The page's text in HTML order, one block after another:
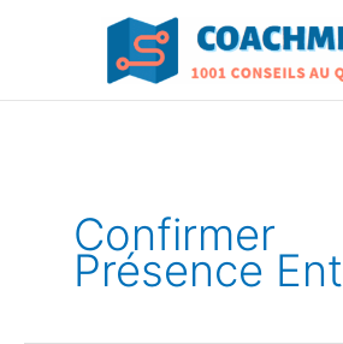
Confirmer
Présence